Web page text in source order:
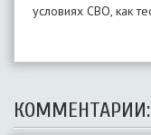
условиях СВО, как
КОММЕНТАРИИ: